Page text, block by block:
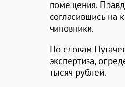
помещения.
согласившись на
чиновники.
По словам
экспертиза,
тысяч рублей.